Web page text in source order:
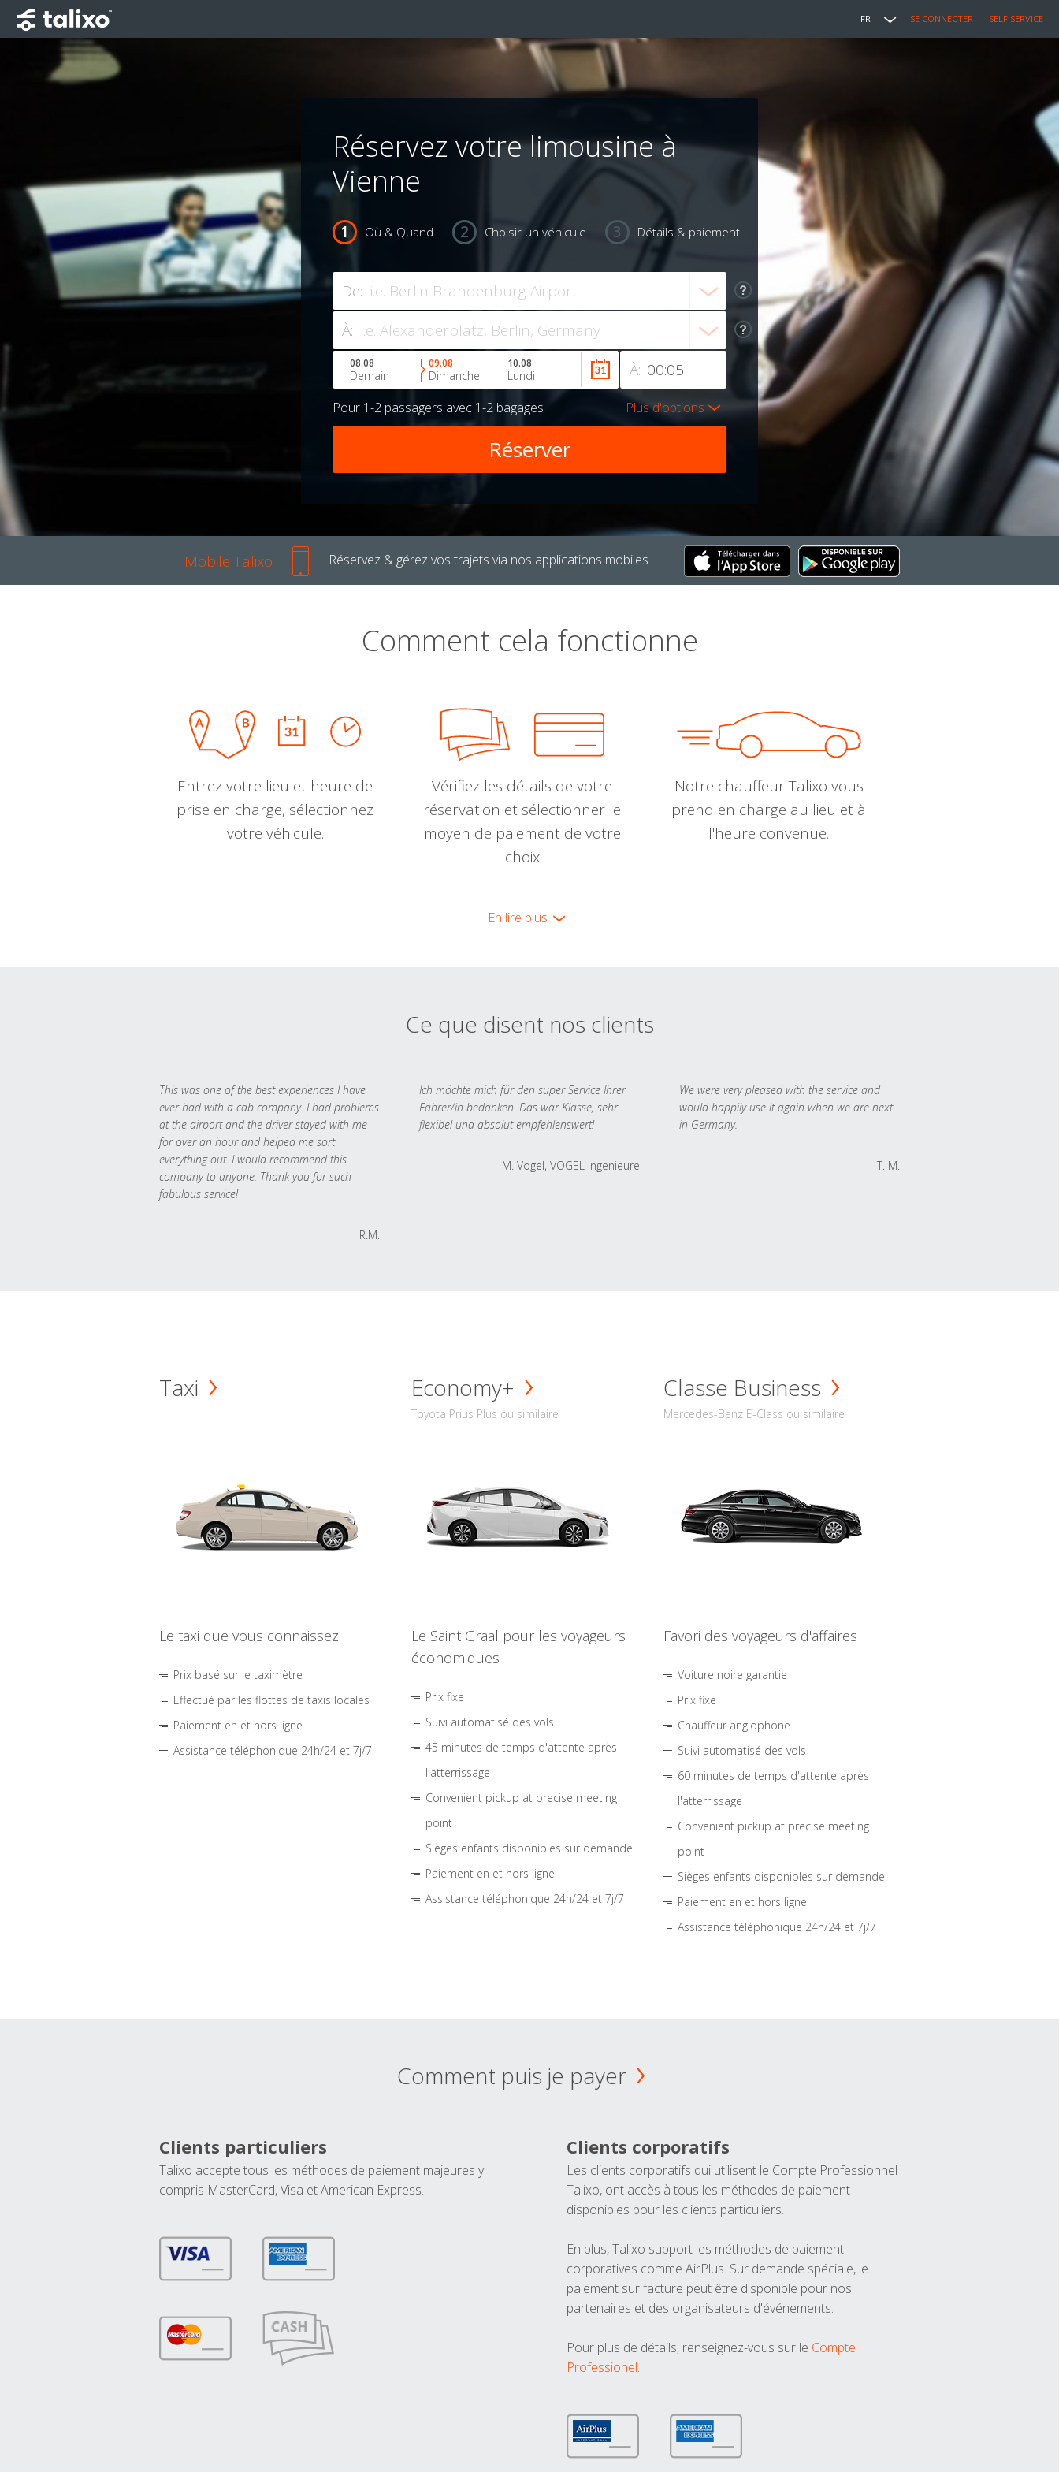
FR SE CONNECTER SELF SERVICE
Réservez votre limousine à
Vienne
Où & Quand Choisir un véhicule Détails & paiement
De:
À:
À:
08.08
Demain
09.08
Dimanche
10.08
Lundi
Pour 1-2 passagers avec 1-2 bagages Plus d'options
Mobile Talixo Réservez & gérez vos trajets via nos applications mobiles.
Comment cela fonctionne
Entrez votre lieu et heure de
prise en charge, sélectionnez
votre véhicule.
Vérifiez les détails de votre
réservation et sélectionner le
moyen de paiement de votre
choix
Notre chauffeur Talixo vous
prend en charge au lieu et à
l'heure convenue.
En lire plus
Ce que disent nos clients
This was one of the best experiences I have
ever had with a cab company. I had problems
at the airport and the driver stayed with me
for over an hour and helped me sort
everything out. I would recommend this
company to anyone. Thank you for such
fabulous service!
R.M.
Ich möchte mich für den super Service Ihrer
Fahrer/in bedanken. Das war Klasse, sehr
flexibel und absolut empfehlenswert!
M. Vogel, VOGEL Ingenieure
We were very pleased with the service and
would happily use it again when we are next
in Germany.
T. M.
Taxi
Le taxi que vous connaissez
Prix basé sur le taximètre
Effectué par les flottes de taxis locales
Paiement en et hors ligne
Assistance téléphonique 24h/24 et 7j/7
Economy+
Toyota Prius Plus ou similaire
Le Saint Graal pour les voyageurs
économiques
Prix fixe
Suivi automatisé des vols
45 minutes de temps d'attente après
l'atterrissage
Convenient pickup at precise meeting
point
Sièges enfants disponibles sur demande.
Paiement en et hors ligne
Assistance téléphonique 24h/24 et 7j/7
Classe Business
Mercedes-Benz E-Class ou similaire
Favori des voyageurs d'affaires
Voiture noire garantie
Prix fixe
Chauffeur anglophone
Suivi automatisé des vols
60 minutes de temps d'attente après
l'atterrissage
Convenient pickup at precise meeting
point
Sièges enfants disponibles sur demande.
Paiement en et hors ligne
Assistance téléphonique 24h/24 et 7j/7
Comment puis je payer
Clients particuliers
Talixo accepte tous les méthodes de paiement majeures y
compris MasterCard, Visa et American Express.
Clients corporatifs
Les clients corporatifs qui utilisent le Compte Professionnel
Talixo, ont accès à tous les méthodes de paiement
disponibles pour les clients particuliers.
En plus, Talixo support les méthodes de paiement
corporatives comme AirPlus. Sur demande spéciale, le
paiement sur facture peut être disponible pour nos
partenaires et des organisateurs d'événements.
Pour plus de détails, renseignez-vous sur le Compte
Professionel.